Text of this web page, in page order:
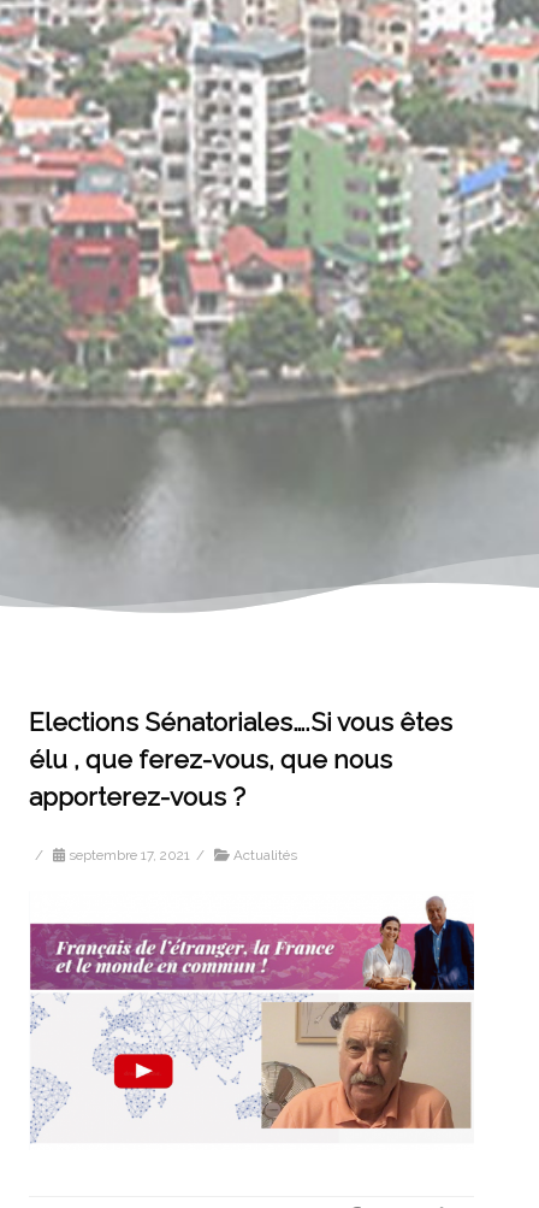
Elections Sénatoriales….Si vous êtes
élu , que ferez-vous, que nous
apporterez-vous ?
/ septembre 17, 2021 / Actualités